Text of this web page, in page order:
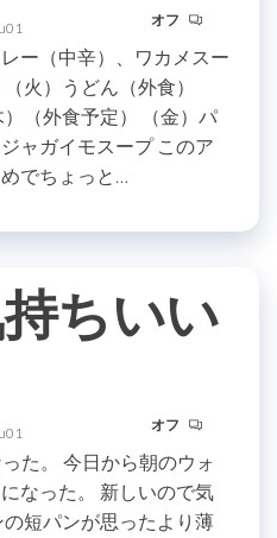
オフ
ー（中辛）、ワカメスー
火）うどん（外食）
）（外食予定） （金）パ
ャガイモスープ このア
でちょっと…
ちいい
オフ
た。 今日から朝のウォ
なった。 新しいので気
短パンが思ったより薄